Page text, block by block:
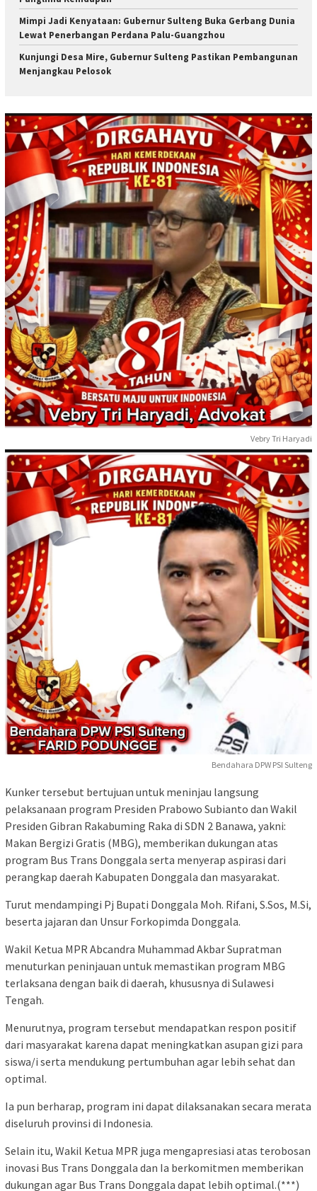
Mimpi Jadi Kenyataan: Gubernur Sulteng Buka Gerbang Dunia
Lewat Penerbangan Perdana Palu-Guangzhou
Kunjungi Desa Mire, Gubernur Sulteng Pastikan Pembangunan
Menjangkau Pelosok
Vebry Tri Haryadi
Bendahara DPW PSI Sulteng
Kunker tersebut bertujuan untuk meninjau langsung
pelaksanaan program Presiden Prabowo Subianto dan Wakil
Presiden Gibran Rakabuming Raka di SDN 2 Banawa, yakni:
Makan Bergizi Gratis (MBG), memberikan dukungan atas
program Bus Trans Donggala serta menyerap aspirasi dari
perangkap daerah Kabupaten Donggala dan masyarakat.
Turut mendampingi Pj Bupati Donggala Moh. Rifani, S.Sos, M.Si,
beserta jajaran dan Unsur Forkopimda Donggala.
Wakil Ketua MPR Abcandra Muhammad Akbar Supratman
menuturkan peninjauan untuk memastikan program MBG
terlaksana dengan baik di daerah, khususnya di Sulawesi
Tengah.
Menurutnya, program tersebut mendapatkan respon positif
dari masyarakat karena dapat meningkatkan asupan gizi para
siswa/i serta mendukung pertumbuhan agar lebih sehat dan
optimal.
Ia pun berharap, program ini dapat dilaksanakan secara merata
diseluruh provinsi di Indonesia.
Selain itu, Wakil Ketua MPR juga mengapresiasi atas terobosan
inovasi Bus Trans Donggala dan Ia berkomitmen memberikan
dukungan agar Bus Trans Donggala dapat lebih optimal.(***)